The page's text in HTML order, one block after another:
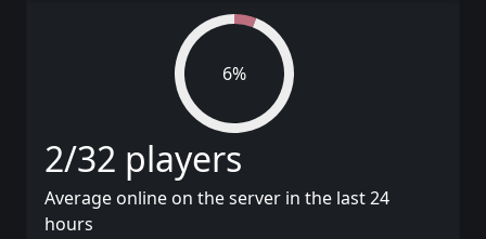
6%
2/32 players
Average online on the server in the last 24
hours